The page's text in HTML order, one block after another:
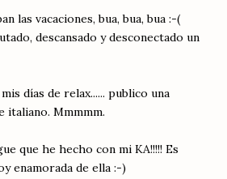
las vacaciones, bua, bua, bua :-(
descansado y desconectado un
días de relax...... publico una
italiano. Mmmmm.
que he hecho con mi KA!!!!! Es
enamorada de ella :-)